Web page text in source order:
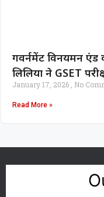
गवर्नमेंट विनयमन एंड
लिलिया ने GSET
January 17, 2026 No
Read More »